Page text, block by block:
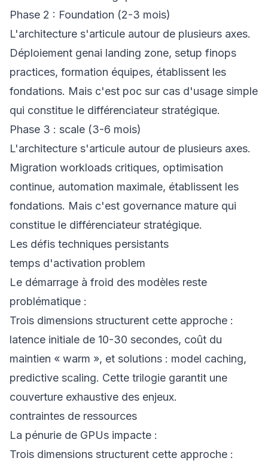
Phase 2 : Foundation (2-3 mois)
L'architecture s'articule autour de plusieurs axes.
Déploiement genai landing zone, setup finops
practices, formation équipes, établissent les
fondations. Mais c'est poc sur cas d'usage simple
qui constitue le différenciateur stratégique.
Phase 3 : scale (3-6 mois)
L'architecture s'articule autour de plusieurs axes.
Migration workloads critiques, optimisation
continue, automation maximale, établissent les
fondations. Mais c'est governance mature qui
constitue le différenciateur stratégique.
Les défis techniques persistants
temps d'activation problem
Le démarrage à froid des modèles reste
problématique :
Trois dimensions structurent cette approche :
latence initiale de 10-30 secondes, coût du
maintien « warm », et solutions : model caching,
predictive scaling. Cette trilogie garantit une
couverture exhaustive des enjeux.
contraintes de ressources
La pénurie de GPUs impacte :
Trois dimensions structurent cette approche :